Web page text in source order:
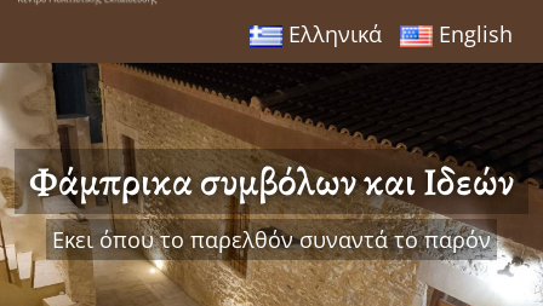
Ελληνικά English
Φάμπρικα συμβόλων και Ιδεών
Εκει όπου το παρελθόν συναντά το παρόν